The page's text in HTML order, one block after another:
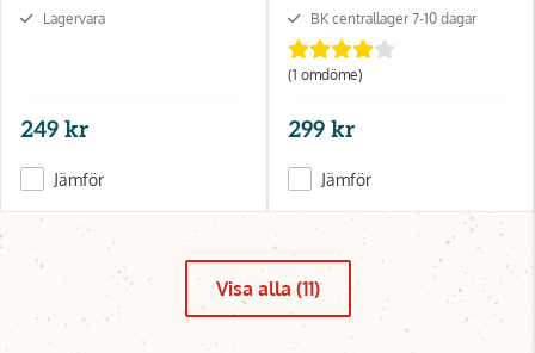
Lagervara
249 kr
Jämför
BK centrallager 7-10 dagar
(1 omdöme)
299 kr
Jämför
Visa alla (11)